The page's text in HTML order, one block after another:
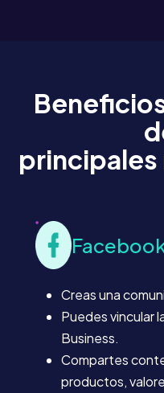
principales
Creas una
Puedes vincular
Business.
Compartes
productos,